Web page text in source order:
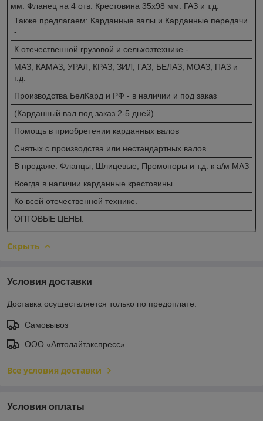
мм. Фланец на 4 отв. Крестовина 35х98 мм. ГАЗ и т.д.
Также предлагаем: Карданные валы и Карданные передачи
-
К отечественной грузовой и сельхозтехнике -
МАЗ, КАМАЗ, УРАЛ, КРАЗ, ЗИЛ, ГАЗ, БЕЛАЗ, МОАЗ, ПАЗ и
т.д.
Производства БелКард и РФ - в наличии и под заказ
(Карданный вал под заказ 2-5 дней)
Помощь в приобретении карданных валов
Снятых с производства или нестандартных валов
В продаже: Фланцы, Шлицевые, Промопоры и т.д. к а/м МАЗ
Всегда в наличии карданные крестовины
Ко всей отечественной технике.
ОПТОВЫЕ ЦЕНЫ.
Скрыть
Условия доставки
Доставка осуществляется только по предоплате.
Самовывоз
ООО «Автолайтэкспресс»
Все условия доставки
Условия оплаты